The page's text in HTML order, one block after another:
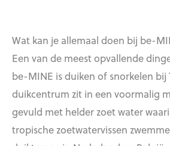
Wat kan je allemaal doen bij be-
Een van de meest opvallende
be-MINE is duiken of snorkelen bij
duikcentrum zit in een voormalig
gevuld met helder zoet water
tropische zoetwatervissen